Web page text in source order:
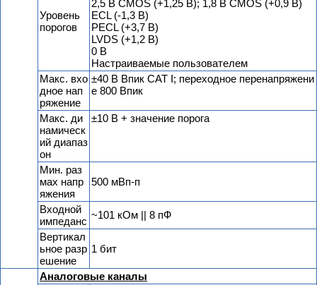
Уровень
порогов
2,5 В CMOS (+1,25 В); 1,8 В CMOS (+0,9 В)
ECL (-1,3 В)
PECL (+3,7 В)
LVDS (+1,2 В)
0 В
Настраиваемые пользователем
Макс. вхо
дное нап
ряжение
±40 В Впик CAT I; переходное перенапряжени
е 800 Впик
Макс. ди
намическ
ий диапаз
он
±10 В + значение порога
Мин. раз
мах напр
яжения
500 мВп-п
Входной
импеданс
~101 кОм || 8 пФ
Вертикал
ьное разр
ешение
1 бит
Аналоговые каналы